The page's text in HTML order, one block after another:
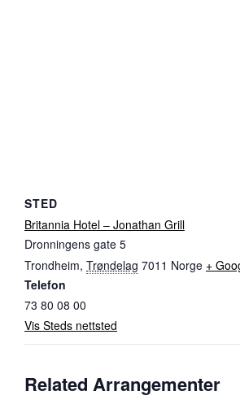
STED
Britannia Hotel – Jonathan Grill
Dronningens gate 5
Trondheim, Trøndelag 7011 Norge +
Telefon
73 80 08 00
Vis Steds nettsted
Related Arrangementer